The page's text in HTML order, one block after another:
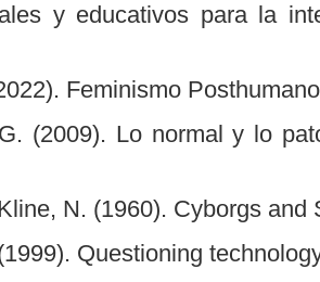
y educativos para la
Feminismo
(2009). Lo normal y lo
N. (1960). Cyborgs and
Questioning